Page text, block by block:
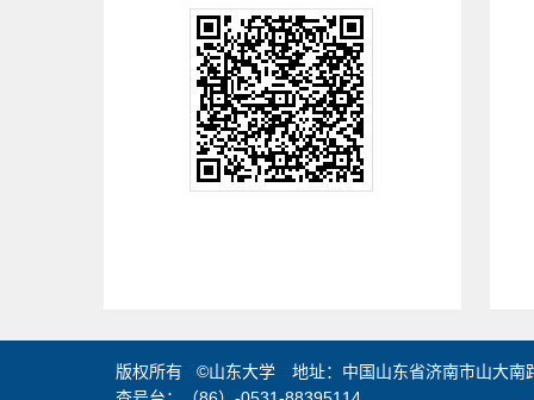
版权所有 ©山东大学 地址：中国山东省济南市山大